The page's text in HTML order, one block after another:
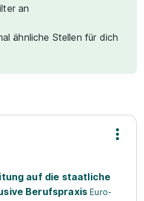
an
ähnliche Stellen für dich
auf die staatliche
Berufspraxis Euro-